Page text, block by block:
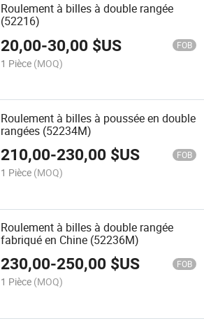
Roulement à billes à double rangée
(52216)
20,00-30,00 $US FOB
1 Pièce (MOQ)
Roulement à billes à poussée en double
rangées (52234M)
210,00-230,00 $US FOB
1 Pièce (MOQ)
Roulement à billes à double rangée
fabriqué en Chine (52236M)
230,00-250,00 $US FOB
1 Pièce (MOQ)